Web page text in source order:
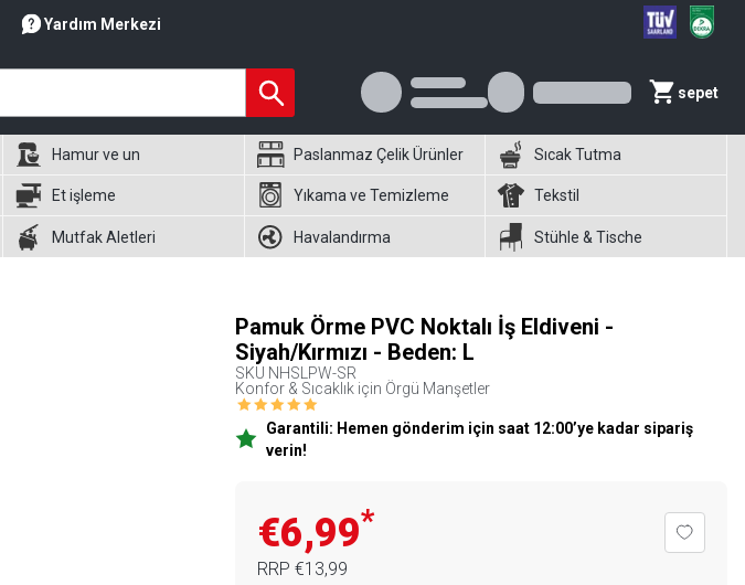
Yardım Merkezi
sepet
Hamur ve un Paslanmaz Çelik Ürünler Sıcak Tutma
Et işleme Yıkama ve Temizleme Tekstil
Mutfak Aletleri Havalandırma Stühle & Tische
Pamuk Örme PVC Noktalı İş Eldiveni -
Siyah/Kırmızı - Beden: L
SKU NHSLPW-SR
Konfor & Sıcaklık için Örgü Manşetler
Garantili: Hemen gönderim için saat 12:00’ye kadar sipariş
verin!
€6,99*
RRP €13,99